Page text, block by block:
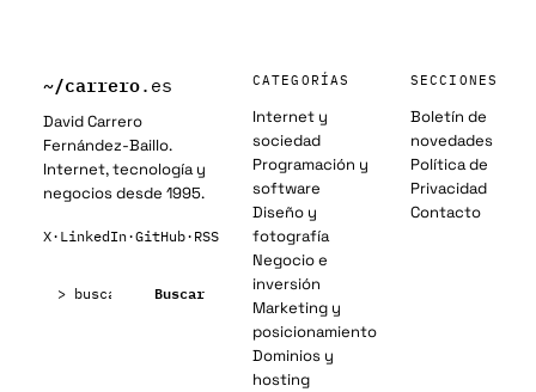
~/carrero.es
David Carrero
Fernández-Baillo.
Internet, tecnología y
negocios desde 1995.
X· LinkedIn·GitHub· RSS
Buscar
CATEGORÍAS
Internet y
sociedad
Programación y
software
Diseño y
fotografía
Negocio e
inversión
Marketing y
posicionamiento
Dominios y
hosting
SECCIONES
Boletín de
novedades
Política de
Privacidad
Contacto